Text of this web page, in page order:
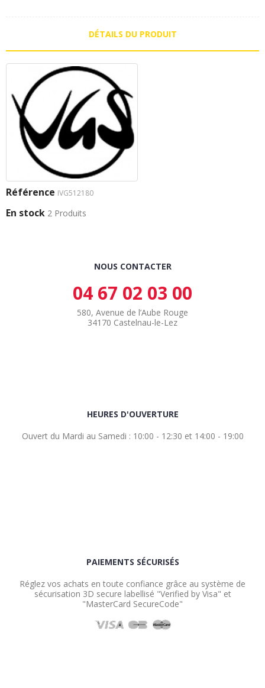
DÉTAILS DU PRODUIT
Référence IVG512180
En stock 2 Produits
NOUS CONTACTER
04 67 02 03 00
580, Avenue de l’Aube Rouge
34170 Castelnau-le-Lez
HEURES D'OUVERTURE
Ouvert du Mardi au Samedi : 10:00 - 12:30 et 14:00 - 19:00
PAIEMENTS SÉCURISÉS
Réglez vos achats en toute confiance grâce au système de
sécurisation 3D secure labellisé "Verified by Visa" et
"MasterCard SecureCode"